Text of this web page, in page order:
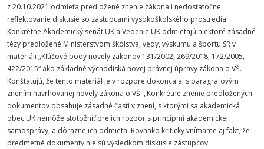
z 20.10.2021 odmieta predložené znenie zákona i nedostatočné
reflektovanie diskusie so zástupcami vysokoškolského prostredia.
Konkrétne Akademický senát UK a Vedenie UK odmietajú niektoré zásadné
tézy predložené Ministerstvom školstva, vedy, výskumu a športu SR v
materiáli „Kľúčové body novely zákonov 131/2002, 269/2018, 172/2005,
422/2015“ ako základné východiská novej právnej úpravy zákona o VŠ.
Konštatujú, že tento materiál je v rozpore dokonca aj s paragrafovým
znením navrhovanej novely zákona o VŠ. „Konkrétne znenie predložených
dokumentov obsahuje zásadné časti v znení, s ktorými sa akademická
obec UK nemôže stotožniť pre ich rozpor s princípmi akademickej
samosprávy, a dôrazne ich odmieta. Rovnako kriticky vnímame aj fakt, že
predmetné dokumenty nie sú výsledkom diskusie zástupcov